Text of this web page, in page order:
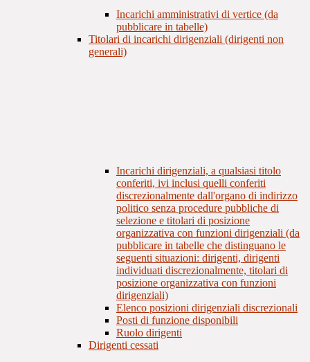
Incarichi amministrativi di vertice (da
pubblicare in tabelle)
Titolari di incarichi dirigenziali (dirigenti non
generali)
Incarichi dirigenziali, a qualsiasi titolo
conferiti, ivi inclusi quelli conferiti
discrezionalmente dall'organo di indirizzo
politico senza procedure pubbliche di
selezione e titolari di posizione
organizzativa con funzioni dirigenziali (da
pubblicare in tabelle che distinguano le
seguenti situazioni: dirigenti, dirigenti
individuati discrezionalmente, titolari di
posizione organizzativa con funzioni
dirigenziali)
Elenco posizioni dirigenziali discrezionali
Posti di funzione disponibili
Ruolo dirigenti
Dirigenti cessati